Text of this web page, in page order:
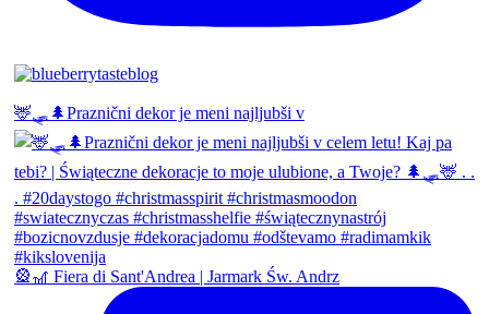
🦌🛷🌲Praznični dekor je meni najljubši v
🎡🎢 Fiera di Sant'Andrea | Jarmark Św. Andrz